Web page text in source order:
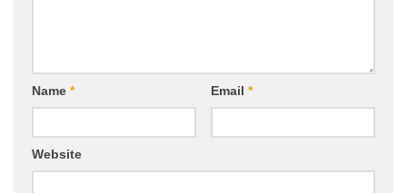
Name * Email *
Website